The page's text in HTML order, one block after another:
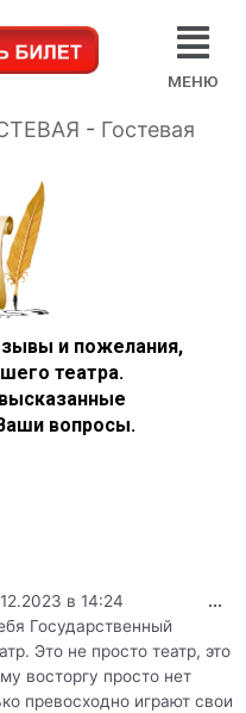
МЕНЮ
- Гостевая
и пожелания,
театра.
вопросы.
в 14:24
Государственный
Это не просто театр, это
восторгу просто нет
превосходно играют свои
...